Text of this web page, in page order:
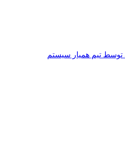
تیم همیار سیستم